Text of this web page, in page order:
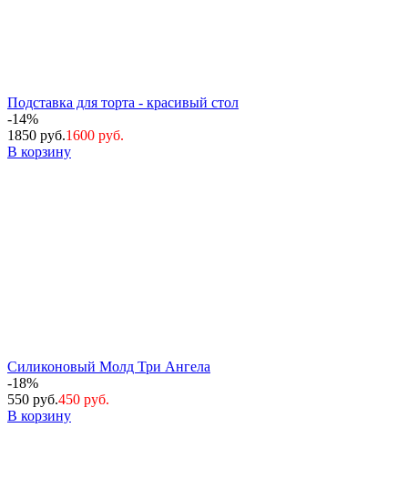
Подставка для торта - красивый стол
-14%
1850 руб.1600 руб.
В корзину
Силиконовый Молд Три Ангела
-18%
550 руб.450 руб.
В корзину